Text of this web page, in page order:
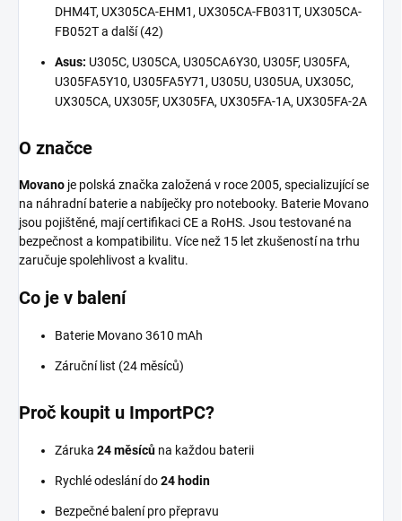
DHM4T, UX305CA-EHM1, UX305CA-FB031T, UX305CA-
FB052T a další (42)
Asus: U305C, U305CA, U305CA6Y30, U305F, U305FA,
U305FA5Y10, U305FA5Y71, U305U, U305UA, UX305C,
UX305CA, UX305F, UX305FA, UX305FA-1A, UX305FA-2A
O značce
Movano je polská značka založená v roce 2005, specializující se
na náhradní baterie a nabíječky pro notebooky. Baterie Movano
jsou pojištěné, mají certifikaci CE a RoHS. Jsou testované na
bezpečnost a kompatibilitu. Více než 15 let zkušeností na trhu
zaručuje spolehlivost a kvalitu.
Co je v balení
Baterie Movano 3610 mAh
Záruční list (24 měsíců)
Proč koupit u ImportPC?
Záruka 24 měsíců na každou baterii
Rychlé odeslání do24 hodin
Bezpečné balení pro přepravu